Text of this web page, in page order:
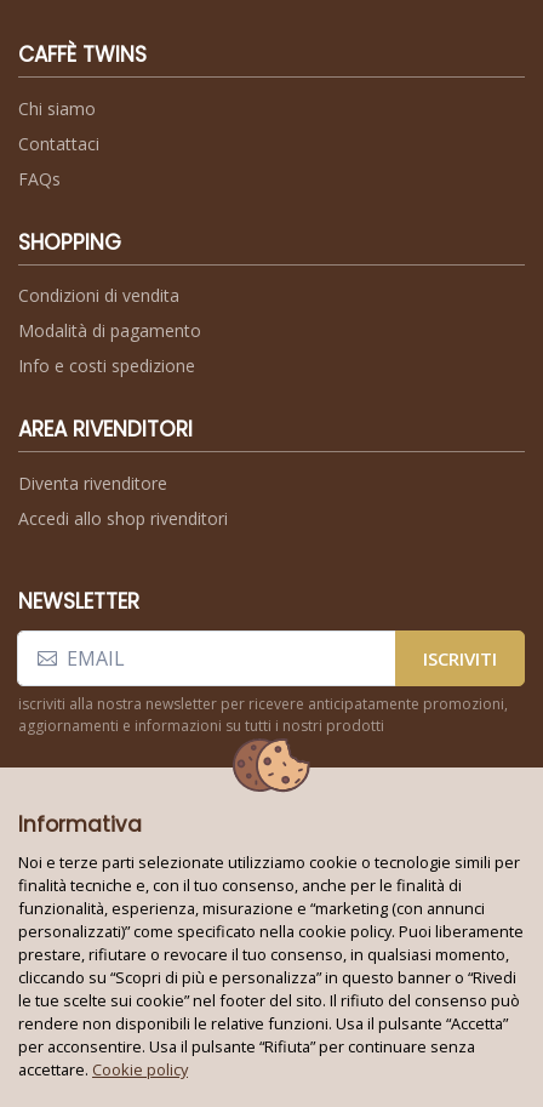
CAFFÈ TWINS
Chi siamo
Contattaci
FAQs
SHOPPING
Condizioni di vendita
Modalità di pagamento
Info e costi spedizione
AREA RIVENDITORI
Diventa rivenditore
Accedi allo shop rivenditori
NEWSLETTER
ISCRIVITI
iscriviti alla nostra newsletter per ricevere anticipatamente promozioni,
aggiornamenti e informazioni su tutti i nostri prodotti
Seguici su:
Techno World Srl Unipersonale © 2026
Partita IVA: 08353010724 - REA: BA 621663
Tutti i marchi e i loghi su questo sito appartengono ai rispettivi
Informativa
Noi e terze parti selezionate utilizziamo cookie o tecnologie simili per
finalità tecniche e, con il tuo consenso, anche per le finalità di
funzionalità, esperienza, misurazione e “marketing (con annunci
personalizzati)” come specificato nella cookie policy. Puoi liberamente
prestare, rifiutare o revocare il tuo consenso, in qualsiasi momento,
cliccando su “Scopri di più e personalizza” in questo banner o “Rivedi
le tue scelte sui cookie” nel footer del sito. Il rifiuto del consenso può
rendere non disponibili le relative funzioni. Usa il pulsante “Accetta”
per acconsentire. Usa il pulsante “Rifiuta” per continuare senza
accettare. Cookie policy